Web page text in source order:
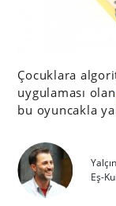
Çocuklara
uygulaması olan
bu oyuncakla
Eş-